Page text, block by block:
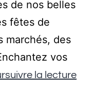
de nos belles
fêtes de
marchés, des
vos
la lecture